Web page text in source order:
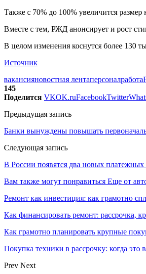
Также с 70% до 100% увеличится
Вместе с тем, РЖД анонсирует и рост
В целом изменения коснутся более 130
Источник
вакансияновостная лентаперсоналработа
145
Поделится VKOK.ruFacebookTwitter
Предыдущая запись
Банки вынуждены повышать
Следующая запись
В России появятся два новых
Вам также могут понравиться Еще от
Ремонт как инвестиция: как грамотно
Как финансировать ремонт: рассрочка,
Как грамотно планировать крупные
Покупка техники в рассрочку: когда это
Prev Next